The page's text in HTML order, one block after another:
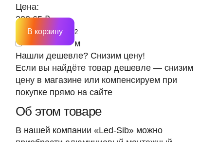
Цена:
232.65 ₽
м
В корзину
Нашли дешевле? Снизим цену!
Если вы найдёте товар дешевле — снизим
цену в магазине или компенсируем при
покупке прямо на сайте
Об этом товаре
В нашей компании «Led-Sib» можно